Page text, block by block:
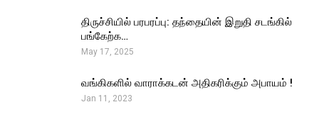
திருச்சியில் பரபரப்பு: தந்தையின் இறுதி சடங்கில்
பங்கேற்க…
May 17, 2025
வங்கிகளில் வாராக்கடன் அதிகரிக்கும் அபாயம் !
Jan 11, 2023